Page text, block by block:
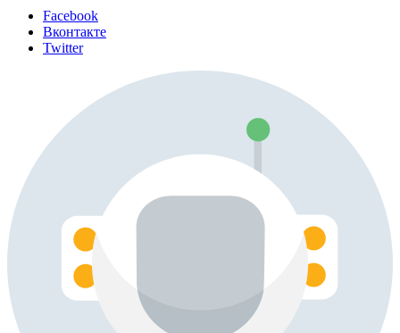
Facebook
Вконтакте
Twitter